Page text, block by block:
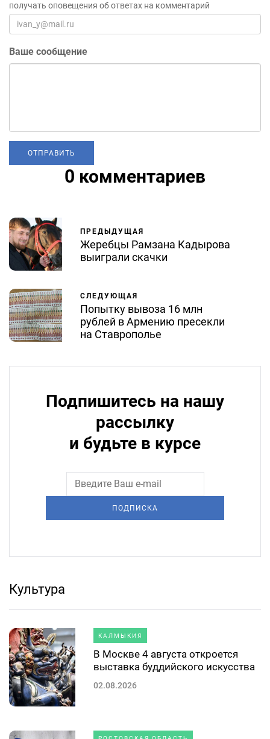
получать оповещения об ответах на комментарий
Ваше сообщение
0 комментариев
ПРЕДЫДУЩАЯ
Жеребцы Рамзана Кадырова
выиграли скачки
СЛЕДУЮЩАЯ
Попытку вывоза 16 млн
рублей в Армению пресекли
на Ставрополье
Подпишитесь на нашу
рассылку
и будьте в курсе
ПОДПИСКА
Культура
КАЛМЫКИЯ
В Москве 4 августа откроется
выставка буддийского искусства
02.08.2026